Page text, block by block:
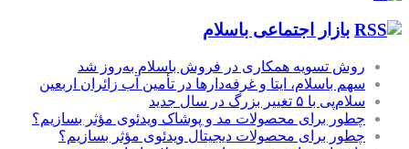
بازار اجتماعی باسلام
روش تسویه همکاری در فروش باسلام به‌روز شد
سهم باسلام، ایتا و غرفه‌دارها در تأمین آب زائران اربعین
سلام‌پی با ۵ تغییر بزرگ در سال جدید
چطور برای محصولات مد و پوشاک ویدئوی مؤثر بسازیم؟
چطور برای محصولات دیجیتال ویدئوی مؤثر بسازیم؟